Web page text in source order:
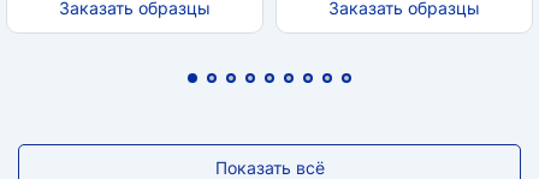
Заказать образцы Заказать образцы
Показать всё